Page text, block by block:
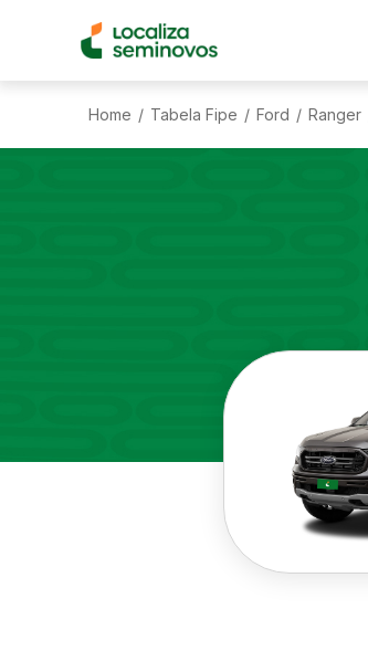
Home / Tabela Fipe / Ford / Ranger